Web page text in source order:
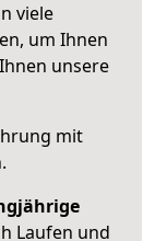
viele
um Ihnen
unsere
mit
.
Laufen und